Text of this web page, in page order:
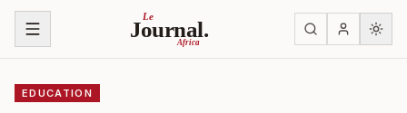
Skip to content Le
Journal.
Africa
EDUCATION